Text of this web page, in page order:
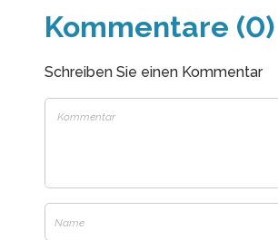
Kommentare (0)
Schreiben Sie einen Kommentar